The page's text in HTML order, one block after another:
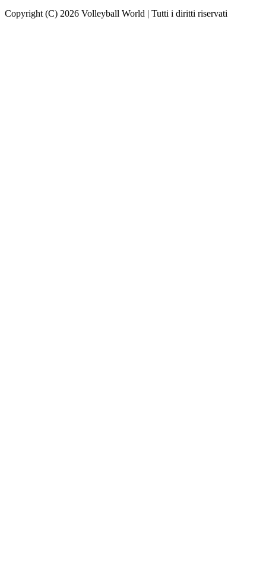
Copyright (C) 2026 Volleyball World | Tutti i diritti riservati